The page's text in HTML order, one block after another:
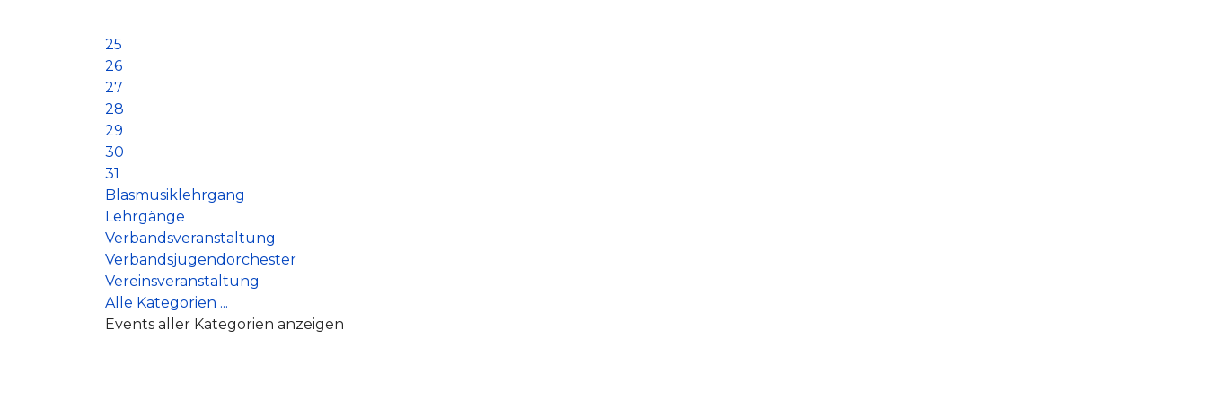
25
26
27
28
29
30
31
Blasmusiklehrgang
Lehrgänge
Verbandsveranstaltung
Verbandsjugendorchester
Vereinsveranstaltung
Alle Kategorien ...
Events aller Kategorien anzeigen